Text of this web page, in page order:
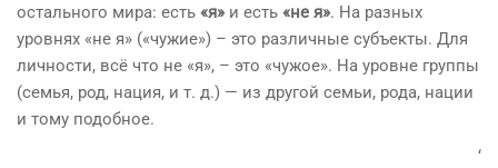
остального мира: есть «я»и есть «не я». На разных
уровнях «не я» («чужие») – это различные субъекты. Для
личности, всё что не «я», – это «чужое». На уровне группы
(семья, род, нация, и т. д.) — из другой семьи, рода, нации
и тому подобное.
‘